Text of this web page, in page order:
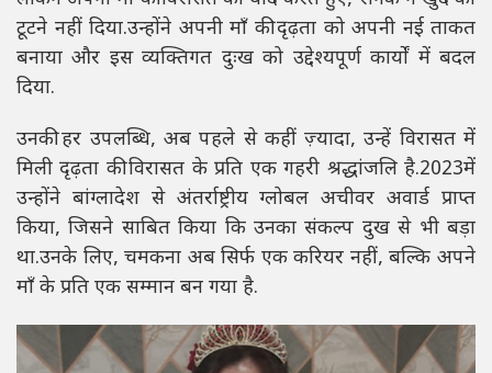
टूटने नहीं दिया.उन्होंने अपनी माँ की दृढ़ता को अपनी नई ताकत
बनाया और इस व्यक्तिगत दुःख को उद्देश्यपूर्ण कार्यों में बदल
दिया.
उनकी हर उपलब्धि, अब पहले से कहीं ज़्यादा, उन्हें विरासत में
मिली दृढ़ता की विरासत के प्रति एक गहरी श्रद्धांजलि है.2023में
उन्होंने बांग्लादेश से अंतर्राष्ट्रीय ग्लोबल अचीवर अवार्ड प्राप्त
किया, जिसने साबित किया कि उनका संकल्प दुख से भी बड़ा
था.उनके लिए, चमकना अब सिर्फ एक करियर नहीं, बल्कि अपने
माँ के प्रति एक सम्मान बन गया है.